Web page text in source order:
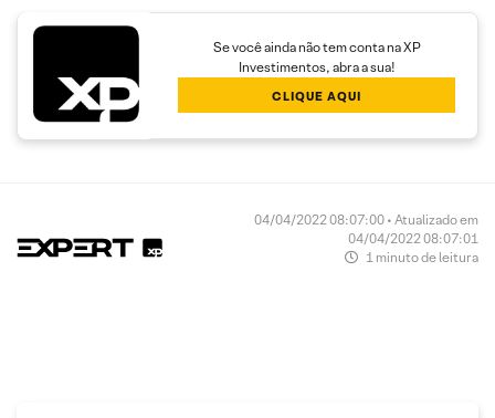
Se você ainda não tem conta na XP
Investimentos, abra a sua!
CLIQUE AQUI
04/04/2022 08:07:00 • Atualizado em
04/04/2022 08:07:01
1 minuto de leitura